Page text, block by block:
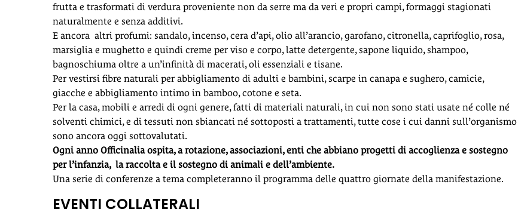
frutta e trasformati di verdura proveniente non da serre ma da veri e propri campi, formaggi stagionati
naturalmente e senza additivi.
E ancora altri profumi: sandalo, incenso, cera d’api, olio all’arancio, garofano, citronella, caprifoglio, rosa,
marsiglia e mughetto e quindi creme per viso e corpo, latte detergente, sapone liquido, shampoo,
bagnoschiuma oltre a un’infinità di macerati, oli essenziali e tisane.
Per vestirsi fibre naturali per abbigliamento di adulti e bambini, scarpe in canapa e sughero, camicie,
giacche e abbigliamento intimo in bamboo, cotone e seta.
Per la casa, mobili e arredi di ogni genere, fatti di materiali naturali, in cui non sono stati usate né colle né
solventi chimici, e di tessuti non sbiancati né sottoposti a trattamenti, tutte cose i cui danni sull’organismo
sono ancora oggi sottovalutati.
Ogni anno Officinalia ospita, a rotazione, associazioni, enti che abbiano progetti di accoglienza e sostegno
per l’infanzia, la raccolta e il sostegno di animali e dell’ambiente.
Una serie di conferenze a tema completeranno il programma delle quattro giornate della manifestazione.
EVENTI COLLATERALI